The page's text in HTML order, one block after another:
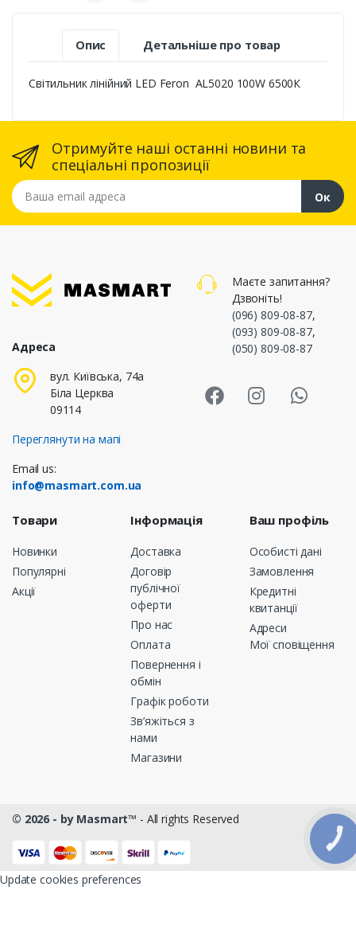
Опис Детальніше про товар
Світильник лінійний LED Feron AL5020 100W 6500К
Отримуйте наші останні новини та
спеціальні пропозиції
Ваша email адреса
Ок
Адреса
вул. Київська, 74а
Біла Церква
09114
Переглянути на мапі
Email us:
info@masmart.com.ua
Маєте запитання?
Дзвоніть!
(096) 809-08-87,
(093) 809-08-87,
(050) 809-08-87
Товари
Новинки
Популярні
Акції
Інформація
Доставка
Договір
публічної
оферти
Про нас
Оплата
Повернення і
обмін
Графік роботи
Зв’яжіться з
нами
Магазини
Ваш профіль
Особисті дані
Замовлення
Кредитні
квитанції
Адреси
Мої сповіщення
© 2026 - by Masmart™ - All rights Reserved
Update cookies preferences
КНОПКА
ЗВ'ЯЗКУ